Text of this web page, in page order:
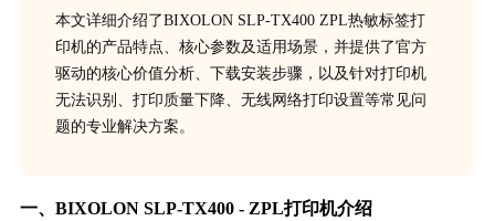
本文详细介绍了BIXOLON SLP-TX400 ZPL热敏标签打
印机的产品特点、核心参数及适用场景，并提供了官方
驱动的核心价值分析、下载安装步骤，以及针对打印机
无法识别、打印质量下降、无线网络打印设置等常见问
题的专业解决方案。
一、BIXOLON SLP-TX400 - ZPL打印机介绍